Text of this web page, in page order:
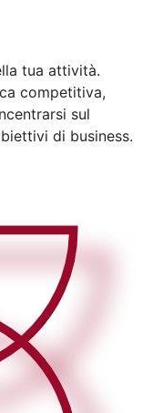
tua attività.
competitiva,
sul
di business.